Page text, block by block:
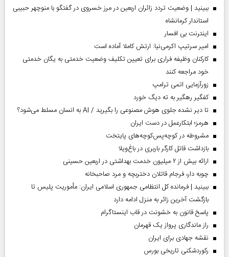
ببینید | وضعیت تردد زائران اربعین در مرز خسروی در گفتگو با منوچهر حبیبی
استاندار کرمانشاه
اینترنت بی افسار
امیر سرتیپ اکرمی‌نیا: ارتش کاملا آماده است
کارکنان وظیفه فراری برای تعیین تکلیف وضعیت خدمتی به یگان خدمتی
خود مراجعه کنند
زورآزمایی اتمی ترامپ
کفگیر رهگیر به ته دیگ خورد
تا دیر نشده جلوی هوش مصنوعی را بگیرید / AI به انسان مسلط می‌شود؟
هرمز؛ ابتکارعمل در دست ایران
مشروطه در کوچه‌پس‌کوچه‌های پایتخت
بازداشت قاتل کارگر باربری در باغ‌ویلا
ارائه بیش از ۲ میلیون خدمت بهداشتی در اربعین حسینی
چوبه دار، فرجام قاتلان دختربچه و مرد صاحبخانه
ببینید | فرمانده کل انتظامی جمهوری اسلامی ایران­: مأموریت پلیس تا
بازگشت آخرین زائر به منزل ادامه دارد
پاسخ قانون به خشونت در قاب اینستاگرام
راز ماندگاری پرواز یک قهرمان
نقشه جهادی برای ایران
رکوردشکنی تاریخی بورس